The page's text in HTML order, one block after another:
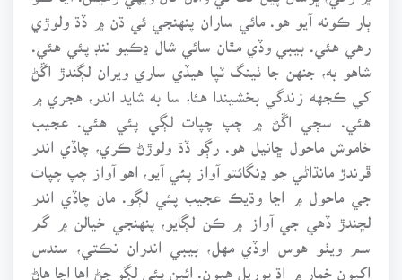
ٻار ڪونه آيو هو. مائي ساران پنهنجي ئي ڌن ۾ ڏڌ ولوڙي
رهي هئي. بيبي وڏي مٿان سائي شال ڍڪيو ننڊ پئي هئي.
شاهو به، جنهن جا ٺينگ ٽپا هيڏي ساري ويران لڳندڙ اڱڻ
کي ڪجهه زندگي بخشيندا هئا، سا به شايد اندر، هجري ۾
هئي. سڄي اڱڻ ۾ چپ چپات لڳي پئي هئي. عجيب
خاموش ماحول ڇانيل هو. رڳو ڏڌ ولوڙڻ ڪري، چاڏي اندر
ڦرندڙ مانڌاڻي جو ڍنگائتو آواز پئي آيو، اهو آواز چپ چپات
جي ماحول ۾ اڃا وڌيڪ عجيب پئي لڳو. مان چاڏي اندر
لڇندڙ ڏهي جي آواز ۾ ڪن لڳايو، پنهنجي خيالن ۾ گم
سم ويٺو هوس اوڏي مهل، بيبي اندران نڪتي، سندس
اکيون خمار ۾ اڌ پوريل هيون. ائين پئي لڳو ڄڻ اها اڃا هاڻ